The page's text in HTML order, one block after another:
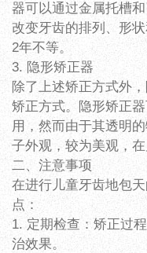
器可以通过金属托槽
改变牙齿的排列、形
2年不等。
3. 隐形矫正器
除了上述矫正方式外
矫正方式。隐形矫正
用，然而由于其透明
子外观，较为美观，
二、注意事项
在进行儿童牙齿地包
点：
1. 定期检查：矫正过
治效果。